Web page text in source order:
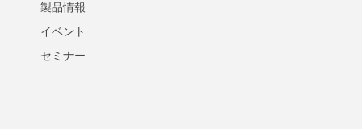
製品情報
イベント
セミナー